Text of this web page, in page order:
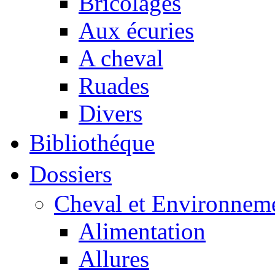
Aux écuries
A cheval
Ruades
Divers
Bibliothéque
Dossiers
Cheval et
Alimentation
Allures